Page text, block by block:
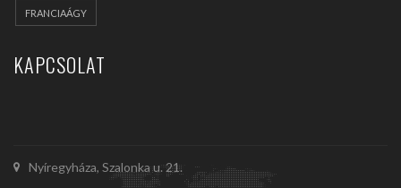
FRANCIAÁGY
KAPCSOLAT
Nyíregyháza, Szalonka u. 21.